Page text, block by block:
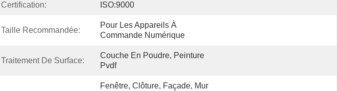
Certification: ISO:9000
Taille Recommandée:
Pour Les Appareils À
Commande Numérique
Traitement De Surface:
Couche En Poudre, Peinture
Pvdf
Fenêtre, Clôture, Façade, Mur